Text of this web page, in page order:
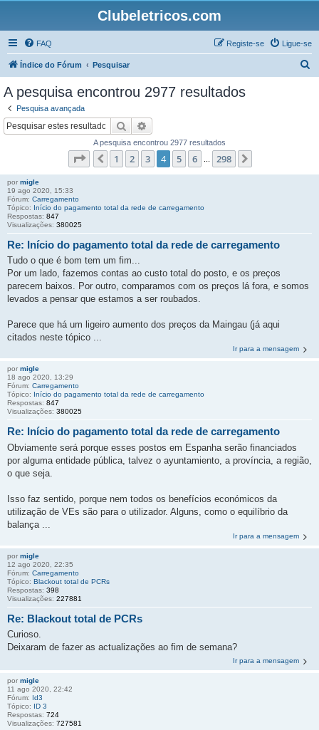
Clubeletricos.com
FAQ Ligue-se
Registe-se
Índice do Fórum Pesquisar
A pesquisa encontrou 2977 resultados
Pesquisa avançada
Pesquisar
A pesquisa encontrou 2977 resultados
Página de 298
Anterior
1 2 3 4 5 6 298
por migle
19 ago 2020, 15:33
Fórum: Carregamento
Tópico: Início do pagamento total da rede de carregamento
Respostas: 847
Visualizações: 380025
Re: Início do pagamento total da rede de carregamento
Tudo o que é bom tem um fim...
Por um lado, fazemos contas ao custo total do posto, e os preços
parecem baixos. Por outro, comparamos com os preços lá fora, e somos
levados a pensar que estamos a ser roubados.
Parece que há um ligeiro aumento dos preços da Maingau (já aqui
citados neste tópico ...
Ir para a mensagem
por migle
18 ago 2020, 13:29
Fórum: Carregamento
Tópico: Início do pagamento total da rede de carregamento
Respostas: 847
Visualizações: 380025
Re: Início do pagamento total da rede de carregamento
Obviamente será porque esses postos em Espanha serão financiados
por alguma entidade pública, talvez o ayuntamiento, a província, a região,
o que seja.
Isso faz sentido, porque nem todos os benefícios económicos da
utilização de VEs são para o utilizador. Alguns, como o equilíbrio da
balança ...
Ir para a mensagem
por migle
12 ago 2020, 22:35
Fórum: Carregamento
Tópico: Blackout total de PCRs
Respostas: 398
Visualizações: 227881
Re: Blackout total de PCRs
Curioso.
Deixaram de fazer as actualizações ao fim de semana?
Ir para a mensagem
por migle
11 ago 2020, 22:42
Fórum: Id3
Tópico: ID 3
Respostas: 724
Visualizações: 727581